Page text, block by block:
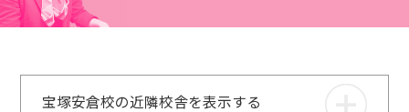
宝塚安倉校の近隣校舎を表示する